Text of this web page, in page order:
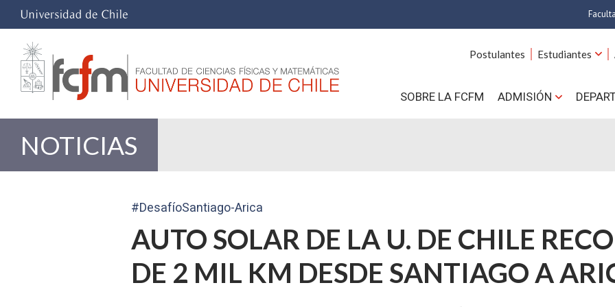
Postulantes Estudiantes
SOBRE LA FCFM ADMISIÓN
NOTICIAS
#DesafíoSantiago-Arica
AUTO SOLAR DE LA U. DE CHILE
DE 2 MIL KM DESDE SANTIAGO A